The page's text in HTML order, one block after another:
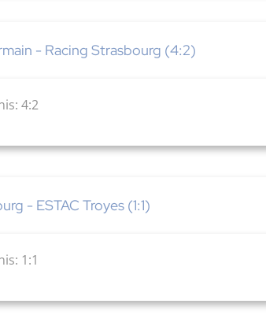
- Racing Strasbourg (4:2)
4:2
- ESTAC Troyes (1:1)
1:1